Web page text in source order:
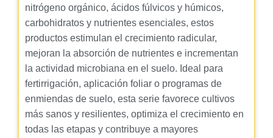
nitrógeno orgánico, ácidos fúlvicos y húmicos,
carbohidratos y nutrientes esenciales, estos
productos estimulan el crecimiento radicular,
mejoran la absorción de nutrientes e incrementan
la actividad microbiana en el suelo. Ideal para
fertirrigación, aplicación foliar o programas de
enmiendas de suelo, esta serie favorece cultivos
más sanos y resilientes, optimiza el crecimiento en
todas las etapas y contribuye a mayores